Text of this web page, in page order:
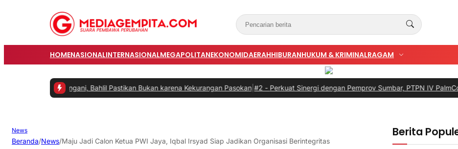
HOMENASIONALINTERNASIONALMEGAPOLITANEKONOMIDAERAHHIBURANHUKUM & KRIMINALRAGAM
Ditangani, Bahlil Pastikan Bukan karena Kekurangan Pasokan|#2 -Perkuat Sinergi dengan Pemprov Sumbar, PTPN IV PalmCo
News
Beranda/News/Maju Jadi Calon Ketua PWI Jaya, Iqbal Irsyad Siap Jadikan Organisasi Berintegritas
Berita